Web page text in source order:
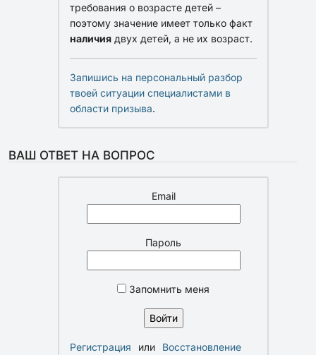
требования о возрасте детей –
поэтому значение имеет только факт
наличия двух детей, а не их возраст.
Запишись на персональный разбор
твоей ситуации специалистами в
области призыва.
ВАШ ОТВЕТ НА ВОПРОС
Email
Пароль
Запомнить меня
Регистрация или
Восстановление